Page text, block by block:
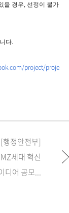
을 경우, 선정이 불가
다.
project/proje
행정안전부]
세대 혁신
디어 공모...